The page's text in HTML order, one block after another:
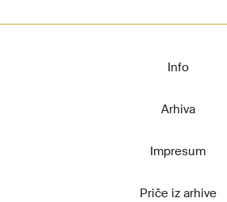
Info
Arhiva
Impresum
Priče iz arhive